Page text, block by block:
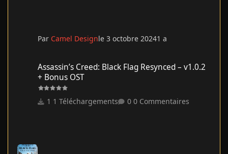
Par Camel Designle 3 octobre 20241 a
Assassin’s Creed: Black Flag Resynced – v1.0.2
+ Bonus OST
1 Téléchargements 0 Commentaires